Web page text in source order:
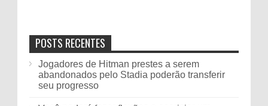
POSTS RECENTES
Jogadores de Hitman prestes a serem
abandonados pelo Stadia poderão transferir
seu progresso